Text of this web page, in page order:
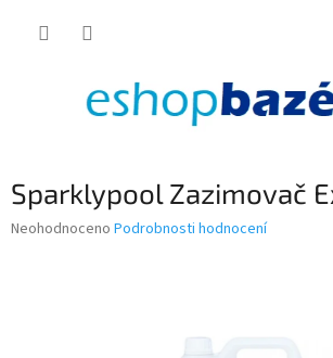
Sparklypool Zazimovač
Průměrné
Neohodnoceno Podrobnosti hodnocení